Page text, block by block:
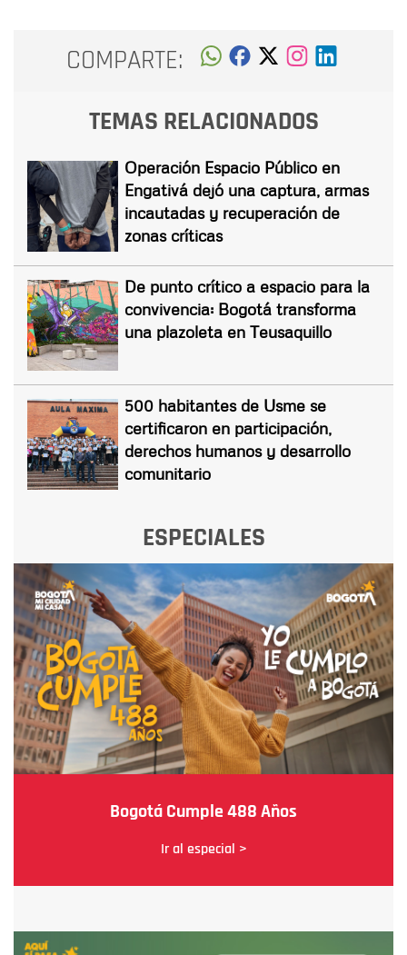
COMPARTE:
TEMAS RELACIONADOS
Operación Espacio Público en
Engativá dejó una captura, armas
incautadas y recuperación de
zonas críticas
De punto crítico a espacio para la
convivencia: Bogotá transforma
una plazoleta en Teusaquillo
500 habitantes de Usme se
certificaron en participación,
derechos humanos y desarrollo
comunitario
ESPECIALES
Bogotá Cumple 488 Años
Ir al especial >